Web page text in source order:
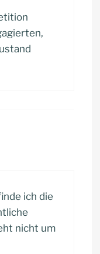
ich die
nicht um